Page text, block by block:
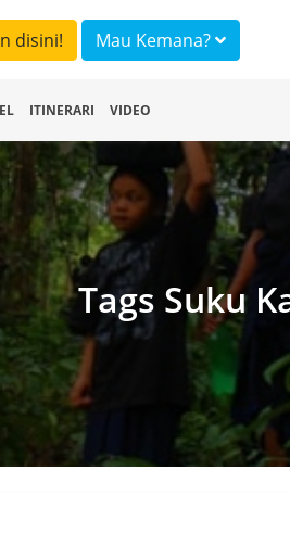
disini! Mau Kemana?
ITINERARI VIDEO
Tags Suku